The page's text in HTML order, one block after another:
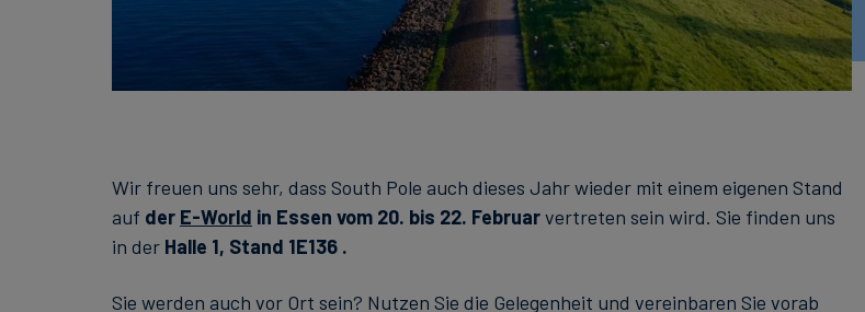
Wir freuen uns sehr, dass South Pole auch dieses Jahr wieder mit einem eigenen Stand
auf der E-World in Essen vom 20. bis 22. Februarvertreten sein wird. Sie finden uns
in der Halle 1, Stand 1E136 .
Sie werden auch vor Ort sein? Nutzen Sie die Gelegenheit und vereinbaren Sie vorab